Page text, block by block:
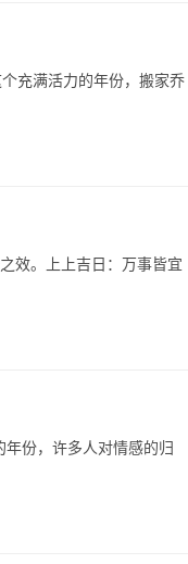
充满活力的年份，搬家乔
效。上上吉日：万事皆宜
份，许多人对情感的归